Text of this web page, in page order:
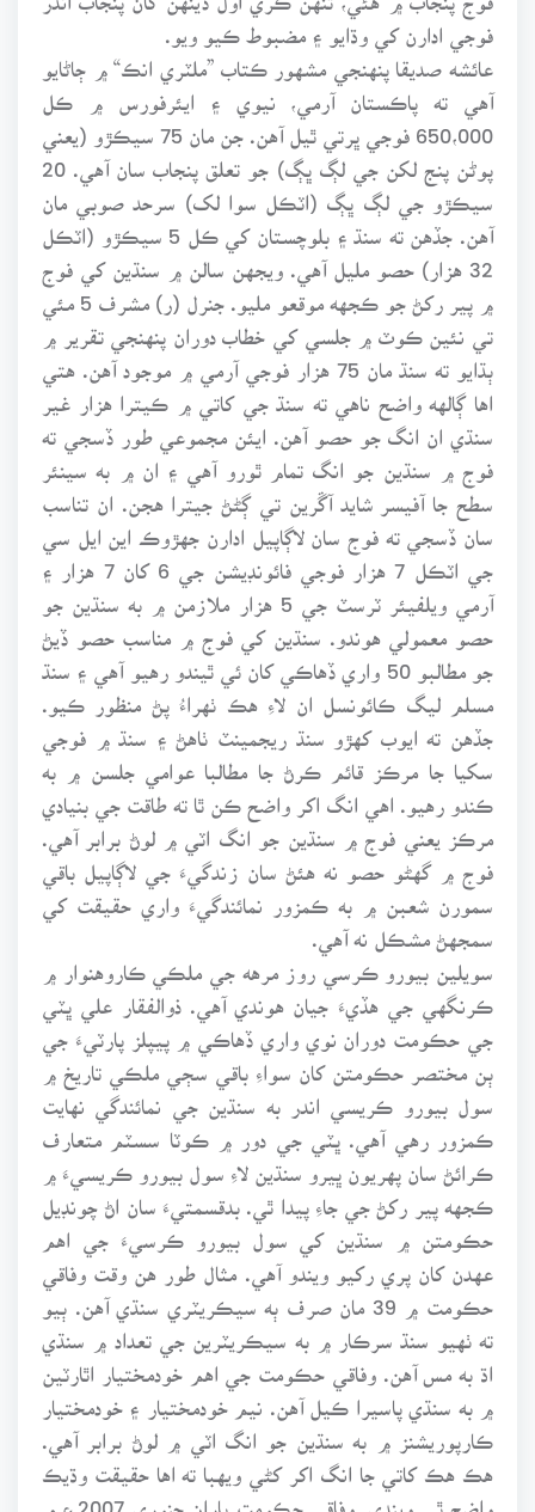
فوجي ادارن کي وڌايو ۽ مضبوط ڪيو ويو.
عائشه صديقا پنهنجي مشهور ڪتاب ”ملٽري انڪ“ ۾ ڄاڻايو
آهي ته پاڪستان آرمي، نيوي ۽ ايئرفورس ۾ ڪل
650،000 فوجي ڀرتي ٿيل آهن. جن مان 75 سيڪڙو (يعني
پوڻن پنج لکن جي لڳ ڀڳ) جو تعلق پنجاب سان آهي. 20
سيڪڙو جي لڳ ڀڳ (اٽڪل سوا لک) سرحد صوبي مان
آهن. جڏهن ته سنڌ ۽ بلوچستان کي ڪل 5 سيڪڙو (اٽڪل
32 هزار) حصو مليل آهي. ويجهن سالن ۾ سنڌين کي فوج
تي نئين ڪوٽ ۾ جلسي کي خطاب دوران پنهنجي تقرير ۾
ٻڌايو ته سنڌ مان 75 هزار فوجي آرمي ۾ موجود آهن. هتي
اها ڳالهه واضح ناهي ته سنڌ جي کاتي ۾ ڪيترا هزار غير
سنڌي ان انگ جو حصو آهن. ايئن مجموعي طور ڏسجي ته
فوج ۾ سنڌين جو انگ تمام ٿورو آهي ۽ ان ۾ به سينئر
سطح جا آفيسر شايد آڱرين تي ڳڻڻ جيترا هجن. ان تناسب
سان ڏسجي ته فوج سان لاڳاپيل ادارن جهڙوڪ اين ايل سي
جي اٽڪل 7 هزار فوجي فائونڊيشن جي 6 کان 7 هزار ۽
آرمي ويلفيئر ٽرسٽ جي 5 هزار ملازمن ۾ به سنڌين جو
حصو معمولي هوندو. سنڌين کي فوج ۾ مناسب حصو ڏيڻ
جو مطالبو 50 واري ڏهاڪي کان ئي ٿيندو رهيو آهي ۽ سنڌ
مسلم ليگ ڪائونسل ان لاءِ هڪ ٺهراءُ پڻ منظور ڪيو.
جڏهن ته ايوب کهڙو سنڌ ريجمينٽ ٺاهڻ ۽ سنڌ ۾ فوجي
سکيا جا مرڪز قائم ڪرڻ جا مطالبا عوامي جلسن ۾ به
ڪندو رهيو. اهي انگ اکر واضح ڪن ٿا ته طاقت جي بنيادي
مرڪز يعني فوج ۾ سنڌين جو انگ اٽي ۾ لوڻ برابر آهي.
فوج ۾ گهڻو حصو نه هئڻ سان زندگيءَ جي لاڳاپيل باقي
سمورن شعبن ۾ به ڪمزور نمائندگيءَ واري حقيقت کي
سمجهڻ مشڪل نه آهي.
سويلين بيورو ڪرسي روز مرهه جي ملڪي ڪاروهنوار ۾
ڪرنگهي جي هڏيءَ جيان هوندي آهي. ذوالفقار علي ڀٽي
جي حڪومت دوران نوي واري ڏهاڪي ۾ پيپلز پارٽيءَ جي
ٻن مختصر حڪومتن کان سواءِ باقي سڄي ملڪي تاريخ ۾
سول بيورو ڪريسي اندر به سنڌين جي نمائندگي نهايت
ڪمزور رهي آهي. ڀٽي جي دور ۾ ڪوٽا سسٽم متعارف
ڪرائڻ سان پهريون ڀيرو سنڌين لاءِ سول بيورو ڪريسيءَ ۾
ڪجهه پير رکڻ جي جاءِ پيدا ٿي. بدقسمتيءَ سان اڻ چونڊيل
حڪومتن ۾ سنڌين کي سول بيورو ڪرسيءَ جي اهم
عهدن کان پري رکيو ويندو آهي. مثال طور هن وقت وفاقي
حڪومت ۾ 39 مان صرف ٻه سيڪريٽري سنڌي آهن. ٻيو
ته ٺهيو سنڌ سرڪار ۾ به سيڪريٽرين جي تعداد ۾ سنڌي
اڌ به مس آهن. وفاقي حڪومت جي اهم خودمختيار اٿارٽين
۾ به سنڌي پاسيرا ڪيل آهن. نيم خودمختيار ۽ خودمختيار
ڪارپوريشنز ۾ به سنڌين جو انگ اٽي ۾ لوڻ برابر آهي.
هڪ هڪ کاتي جا انگ اکر کڻي ويهبا ته اها حقيقت وڌيڪ